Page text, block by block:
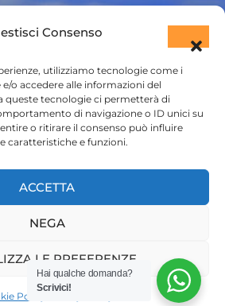
Consenso
utilizziamo tecnologie come i
o accedere alle informazioni del
queste tecnologie ci permetterà di
di navigazione o ID unici su
o ritirare il consenso può influire
caratteristiche e funzioni.
ACCETTA
NEGA
LE PREFERENZE
Policy
Hai qualche domanda?
Scrivici!